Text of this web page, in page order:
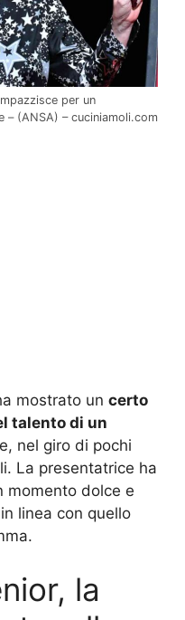
per un
– (ANSA) – cuciniamoli.com
mostrato un certo
talento di un
nel giro di pochi
La presentatrice ha
momento dolce e
linea con quello
la